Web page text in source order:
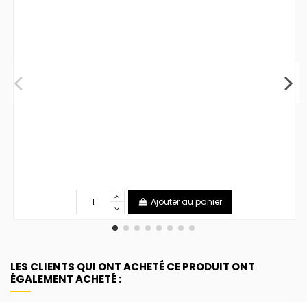
Ajouter au panier
LES CLIENTS QUI ONT ACHETÉ CE PRODUIT ONT
ÉGALEMENT ACHETÉ :